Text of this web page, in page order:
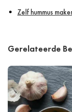
Zelf hummus
Gerelateerde